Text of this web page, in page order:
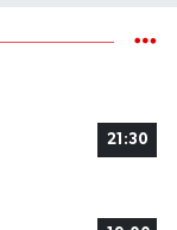
21:30